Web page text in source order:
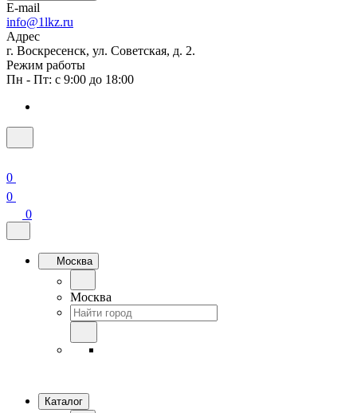
E-mail
info@1lkz.ru
Адрес
г. Воскресенск, ул. Советская, д. 2.
Режим работы
Пн - Пт: с 9:00 до 18:00
0
0
0
Москва
Москва
Каталог